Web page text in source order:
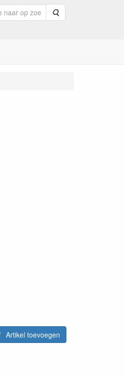
Zoeken
Artikel toevoegen